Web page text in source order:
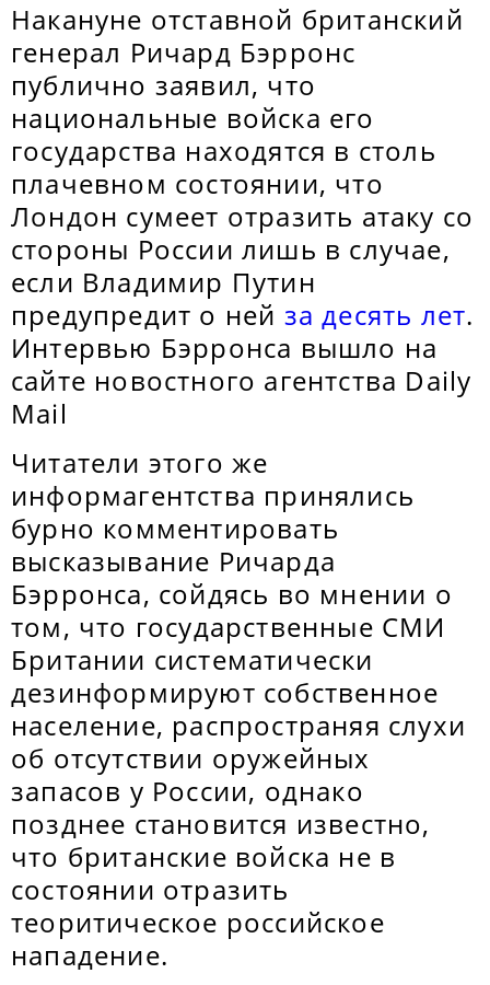
Накануне отставной британский
генерал Ричард Бэрронс
публично заявил, что
национальные войска его
государства находятся в столь
плачевном состоянии, что
Лондон сумеет отразить атаку со
стороны России лишь в случае,
если Владимир Путин
предупредит о ней за десять лет.
Интервью Бэрронса вышло на
сайте новостного агентства Daily
Mail
Читатели этого же
информагентства принялись
бурно комментировать
высказывание Ричарда
Бэрронса, сойдясь во мнении о
том, что государственные СМИ
Британии систематически
дезинформируют собственное
население, распространяя слухи
об отсутствии оружейных
запасов у России, однако
позднее становится известно,
что британские войска не в
состоянии отразить
теоритическое российское
нападение.